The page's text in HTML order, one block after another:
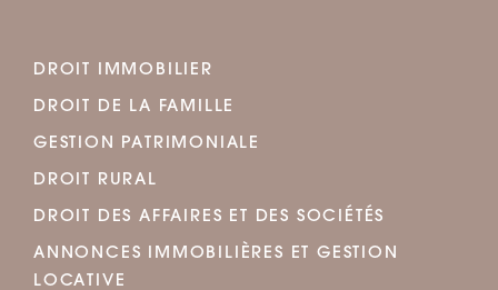
DROIT IMMOBILIER
DROIT DE LA FAMILLE
GESTION PATRIMONIALE
DROIT RURAL
DROIT DES AFFAIRES ET DES SOCIÉTÉS
ANNONCES IMMOBILIÈRES ET GESTION
LOCATIVE